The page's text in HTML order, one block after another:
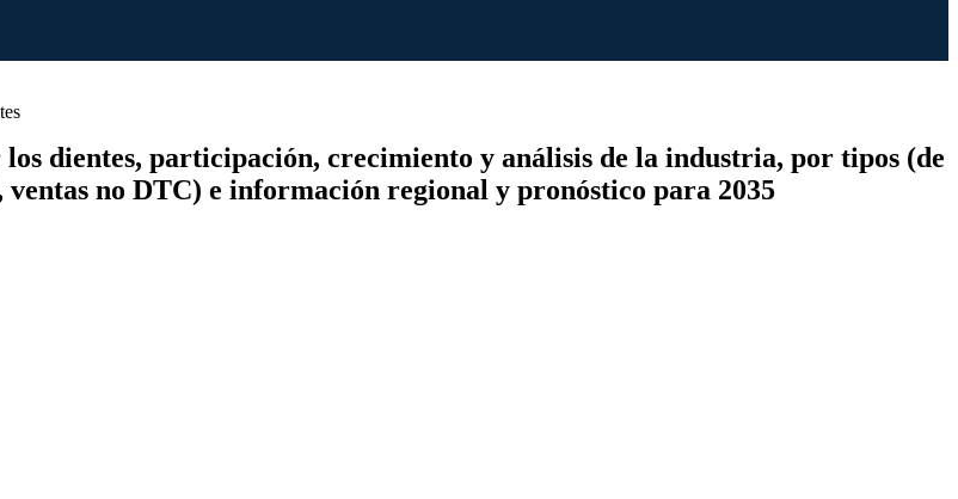
dientes, participación, crecimiento y análisis de la industria, por tipos (de
no DTC) e información regional y pronóstico para 2035